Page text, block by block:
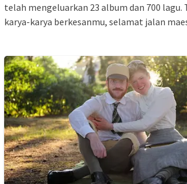
telah mengeluarkan 23 album dan 700 lagu.
karya-karya berkesanmu, selamat jalan